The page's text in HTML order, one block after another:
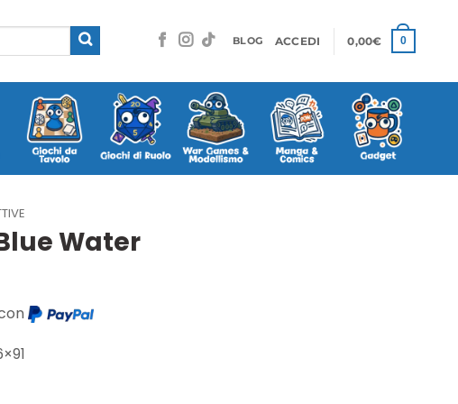
BLOG ACCEDI 0,00€ 0
Water